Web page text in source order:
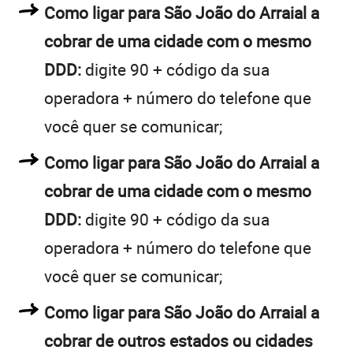
Como ligar para São João do Arraial a
cobrar de uma cidade com o mesmo
DDD: digite 90 + código da sua
operadora + número do telefone que
você quer se comunicar;
Como ligar para São João do Arraial a
cobrar de uma cidade com o mesmo
DDD: digite 90 + código da sua
operadora + número do telefone que
você quer se comunicar;
Como ligar para São João do Arraial a
cobrar de outros estados ou cidades